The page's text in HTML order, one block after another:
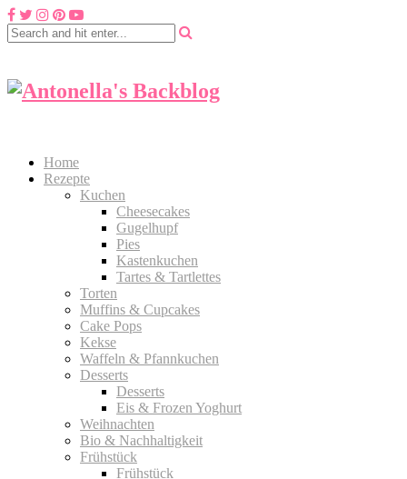
Home
Rezepte
Kuchen
Cheesecakes
Gugelhupf
Pies
Kastenkuchen
Tartes & Tartlettes
Torten
Muffins & Cupcakes
Cake Pops
Kekse
Waffeln & Pfannkuchen
Desserts
Desserts
Eis & Frozen Yoghurt
Weihnachten
Bio & Nachhaltigkeit
Frühstück
Frühstück